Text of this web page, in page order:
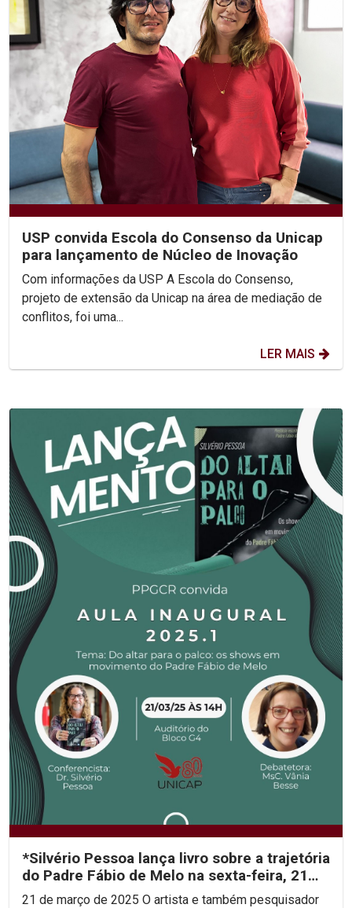
USP convida Escola do Consenso da Unicap
para lançamento de Núcleo de Inovação
Com informações da USP A Escola do Consenso,
projeto de extensão da Unicap na área de mediação de
conflitos, foi uma...
LER MAIS
*Silvério Pessoa lança livro sobre a trajetória
do Padre Fábio de Melo na sexta-feira, 21
de...
21 de março de 2025 O artista e também pesquisador